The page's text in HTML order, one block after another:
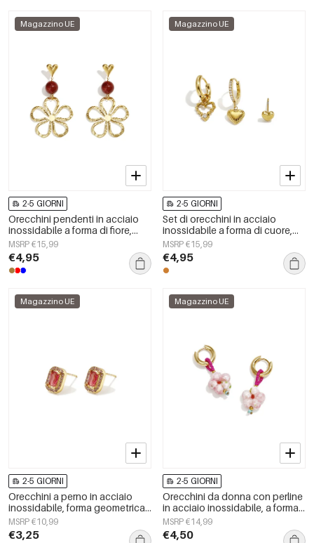
Magazzino UE
2-5 GIORNI
Orecchini pendenti in acciaio
inossidabile a forma di fiore,
serie Daily Simple, gioielli da
donna
MSRP €15,99
€4,95
Magazzino UE
2-5 GIORNI
Set di orecchini in acciaio
inossidabile a forma di cuore,
semplici, della serie Daily
Simple, gioielli da donna.
MSRP €15,99
€4,95
Magazzino UE
2-5 GIORNI
Orecchini a perno in acciaio
inossidabile, forma geometrica,
semplici, serie &quot;Daily
Simple&quot;, gioielli da donna.
MSRP €10,99
€3,25
Magazzino UE
2-5 GIORNI
Orecchini da donna con perline
in acciaio inossidabile, a forma
di fiore, semplici e graziosi, della
serie Cute.
MSRP €14,99
€4,50